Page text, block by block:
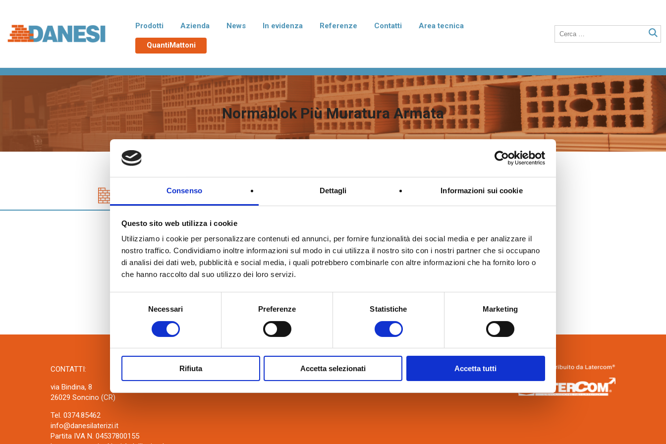
Consenso Dettagli Informazioni sui cookie
Questo sito web utilizza i cookie
Utilizziamo i cookie per personalizzare contenuti ed annunci, per fornire funzionalità dei social media e per analizzare il
nostro traffico. Condividiamo inoltre informazioni sul modo in cui utilizza il nostro sito con i nostri partner che si occupano
di analisi dei dati web, pubblicità e social media, i quali potrebbero combinarle con altre informazioni che ha fornito loro o
che hanno raccolto dal suo utilizzo dei loro servizi.
Necessari Preferenze Statistiche Marketing
Rifiuta Accetta selezionati Accetta tutti
Prodotti Azienda News In evidenza Referenze Contatti Area tecnica
QuantiMattoni
Normablok Più CAM
Blocchi isolanti in laterizio rispondenti
alle richieste CAM necessarie
all’ottenimento del Superbonus 110%,
con polistirene additivato di grafite
Neopor® BMB di BASF. Un EPS derivato
da materie prime rinnovabili e non fossili.
Normablok Più
Blocchi isolanti in laterizio con polistirene
additivato di grafite per murature armate,
tamponamento e correzione dei ponti
termici dei pilastri.
Normablok Più Taglio Termico
Blocchi isolanti in laterizio con polistirene
additivato di grafite per l'isolamento della
fondazione e del solaio.
Poroton Plan
Blocchi in laterizio rettificati dalle elevate
prestazioni termiche, anche a setti sottili
o integrati con polistirene addittivato di
grafite.
Poroton
Blocchi in laterizio porizzati con elevate
Laterizio per solai
Blocchi per solai a nervature parallele,
Malte e accessori
Accessori quali malte termiche, collanti
Normablok Più Muratura Armata
Tipologia
Tipologia
TUTTI I PRODOTTI
CONTATTI:
via Bindina, 8
26029 Soncino (CR)
Tel. 0374.85462
info@danesilaterizi.it
Partita IVA N. 04537800155